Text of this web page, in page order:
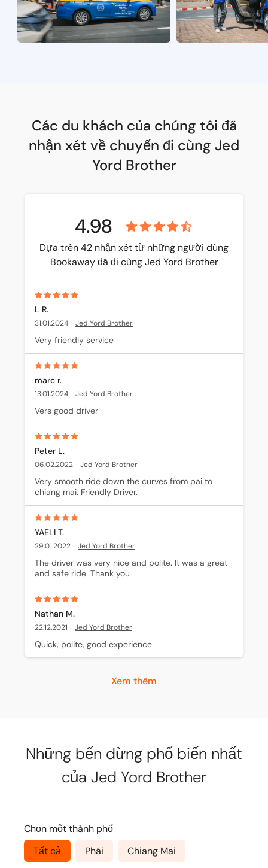
Các du khách của chúng tôi đã
nhận xét về chuyến đi cùng Jed
Yord Brother
4.98
Dựa trên 42 nhận xét từ những người dùng
Bookaway đã đi cùng Jed Yord Brother
L R.
31.01.2024 Jed Yord Brother
Very friendly service
marc r.
13.01.2024 Jed Yord Brother
Vers good driver
Peter L.
06.02.2022 Jed Yord Brother
Very smooth ride down the curves from pai to
chiang mai. Friendly Driver.
YAELI T.
29.01.2022 Jed Yord Brother
The driver was very nice and polite. It was a great
and safe ride. Thank you
Nathan M.
22.12.2021 Jed Yord Brother
Quick, polite, good experience
Xem thêm
Những bến dừng phổ biến nhất
của Jed Yord Brother
Chọn một thành phố
Tất cả
Phái Chiang Mai